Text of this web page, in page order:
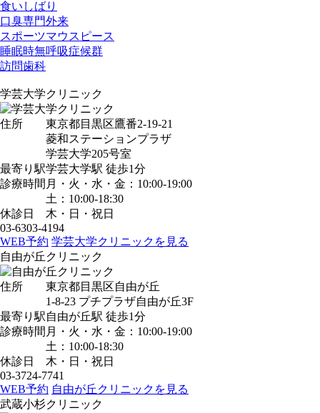
食いしばり
口臭専門外来
スポーツマウスピース
睡眠時無呼吸症候群
訪問歯科
学芸大学クリニック
住所
東京都目黒区鷹番2-19-21
菱和ステーションプラザ
学芸大学205号室
最寄り駅学芸大学駅 徒歩1分
診療時間 月・火・水・金：10:00-19:00
土：10:00-18:30
休診日
木・日・祝日
03-6303-4194
WEB予約 学芸大学クリニックを見る
自由が丘クリニック
住所
東京都目黒区自由が丘
1-8-23 プチプラザ自由が丘3F
最寄り駅自由が丘駅 徒歩1分
診療時間 月・火・水・金：10:00-19:00
土：10:00-18:30
休診日
木・日・祝日
03-3724-7741
WEB予約 自由が丘クリニックを見る
武蔵小杉クリニック